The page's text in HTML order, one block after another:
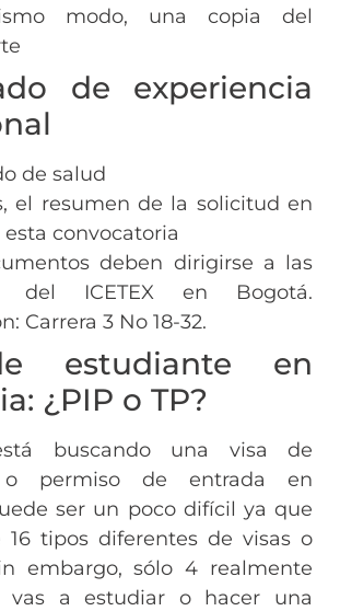
modo, una copia del
de experiencia
de salud
el resumen de la solicitud en
convocatoria
deben dirigirse a las
del ICETEX en Bogotá.
Carrera 3 No 18-32.
estudiante en
¿PIP o TP?
buscando una visa de
o permiso de entrada en
ser un poco difícil ya que
16 tipos diferentes de visas o
embargo, sólo 4 realmente
vas a estudiar o hacer una